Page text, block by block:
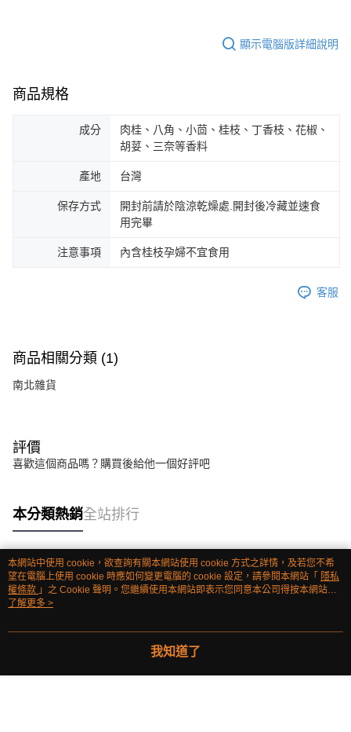
顯示電腦版詳細說明
商品規格
成分
肉桂、八角、小茴、桂枝、丁香枝、花椒、
胡荽、三奈等香料
產地 台灣
保存方式
開封前請於陰涼乾燥處.開封後冷藏並速食
用完畢
注意事項 內含桂枝孕婦不宜食用
客服
商品相關分類 (1)
南北雜貨
評價
喜歡這個商品嗎？購買後給他一個好評吧
本分類熱銷全站排行
熱門標籤
本網站中使用 cookie，欲查詢有關本網站使用 cookie 方式之詳情，及若您不希
望在電腦上使用 cookie 時應如何變更電腦的 cookie 設定，請參閱本網站「 隱私
權條款 」之 Cookie 聲明。您繼續使用本網站即表示您同意本公司得按本網站使
用條款之 Cookie 聲明使用 cookie。
了解更多 >
我知道了